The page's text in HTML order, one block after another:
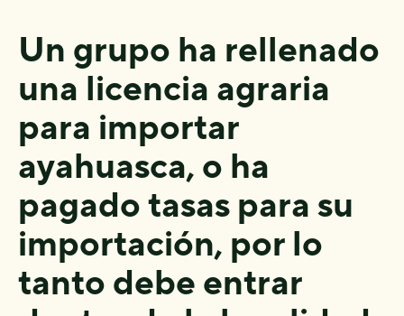
Un grupo ha rellenado
una licencia agraria
para importar
ayahuasca, o ha
pagado tasas para su
importación, por lo
tanto debe entrar